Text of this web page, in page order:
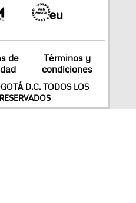
de
Términos y
condiciones
D.C. TODOS LOS